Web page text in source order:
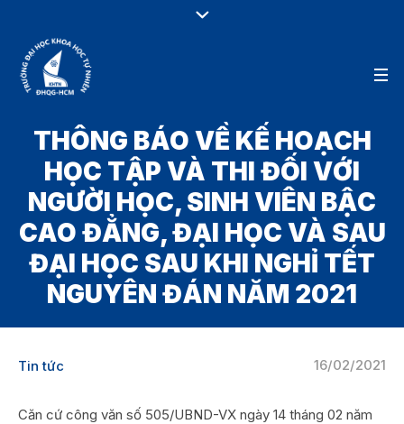
THÔNG BÁO VỀ KẾ HOẠCH
HỌC TẬP VÀ THI ĐỐI VỚI
NGƯỜI HỌC, SINH VIÊN BẬC
CAO ĐẲNG, ĐẠI HỌC VÀ SAU
ĐẠI HỌC SAU KHI NGHỈ TẾT
NGUYÊN ĐÁN NĂM 2021
16/02/2021
Tin tức
Căn cứ công văn số 505/UBND-VX ngày 14 tháng 02 năm